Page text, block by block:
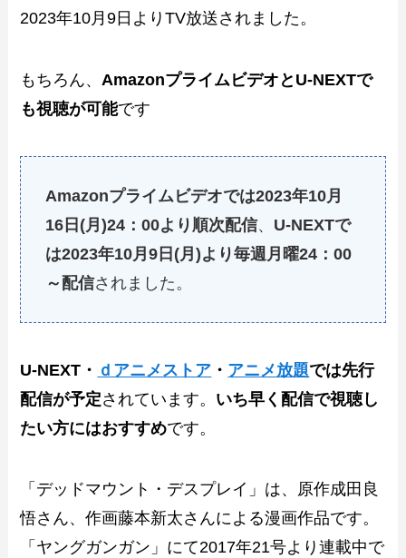
2023年10月9日よりTV放送されました。
もちろん、AmazonプライムビデオとU-NEXTで
も視聴が可能です
Amazonプライムビデオでは2023年10月
16日(月)24：00より順次配信、 U-NEXTで
は2023年10月9日(月)より毎週月曜24：00
～配信されました。
U-NEXT・ ｄアニメストア ・ アニメ放題では先行
配信が予定されています。 いち早く配信で視聴し
たい方にはおすすめです。
「デッドマウント・デスプレイ」は、原作成田良
悟さん、作画藤本新太さんによる漫画作品です。
「ヤングガンガン」にて2017年21号より連載中で